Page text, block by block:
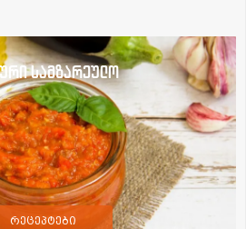
სამზარეულო
რეცეპტები